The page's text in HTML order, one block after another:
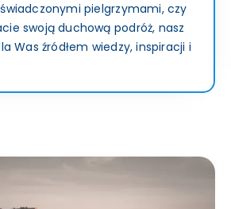
pielgrzymami, czy
swoją duchową podróż, nasz
Was źródłem wiedzy, inspiracji i